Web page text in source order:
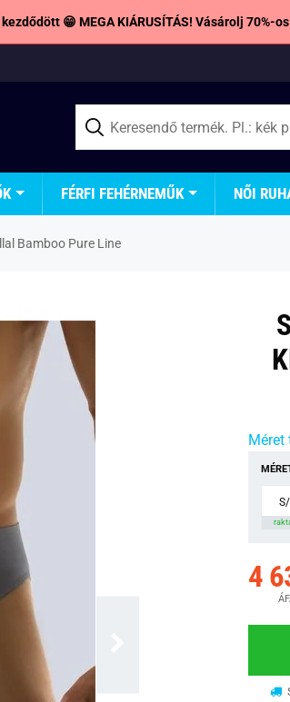
😁 MEGA KIÁRUSÍTÁS! Vásárolj 70%-
FÉRFI FEHÉRNEMŰK NŐI
Bamboo Pure Line
Méret
4